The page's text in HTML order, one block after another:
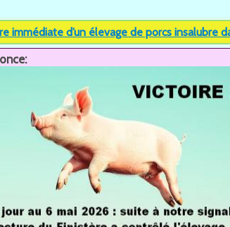
immédiate d’un élevage de porcs insalubre